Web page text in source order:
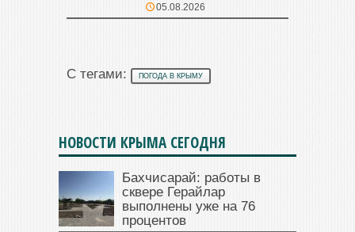
05.08.2026
С тегами: ПОГОДА В КРЫМУ
НОВОСТИ КРЫМА СЕГОДНЯ
Бахчисарай: работы в
сквере Герайлар
выполнены уже на 76
процентов